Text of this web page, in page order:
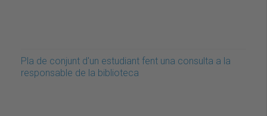
Pla de conjunt d'un estudiant fent una consulta a la
responsable de la biblioteca